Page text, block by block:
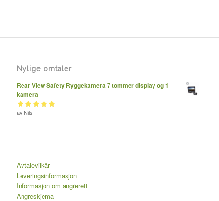
Nylige omtaler
Rear View Safety Ryggekamera 7 tommer display og 1
kamera
Vurdert
av Nils
Avtalevilkår
Leveringsinformasjon
Informasjon om angrerett
Angreskjema